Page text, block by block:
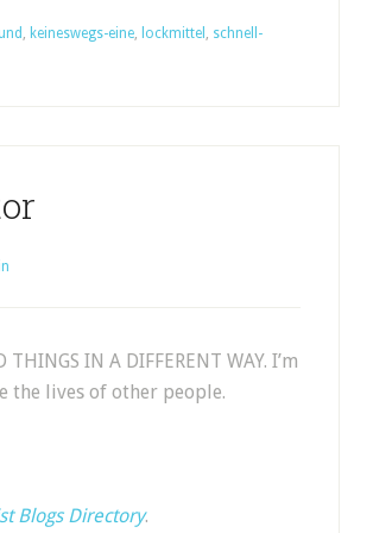
, keineswegs-eine, lockmittel , schnell-
IN A DIFFERENT WAY. I’m
the lives of other people.
Blogs Directory.